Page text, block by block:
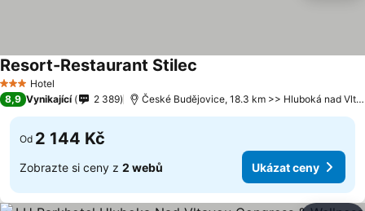
3 Počet hvězdiček
Hotel
Resort-Restaurant Stilec
8,9 Vynikající 2 389 České Budějovice, 18.3 km >> Hluboká nad Vltavou
Od 2 144 Kč
Zobrazte si ceny z 2 webů Ukázat ceny